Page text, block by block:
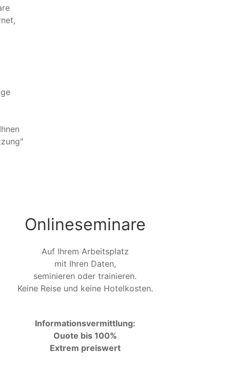
Onlineseminare
Auf Ihrem Arbeitsplatz
mit Ihren Daten,
seminieren oder trainieren.
Keine Reise und keine Hotelkosten.
Informationsvermittlung:
Ouote bis 100%
Extrem preiswert